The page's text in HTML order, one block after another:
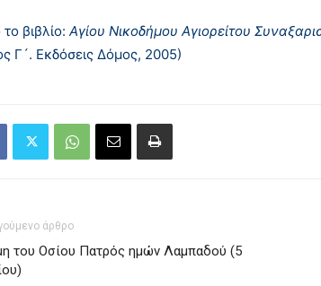
βιβλίο: Αγίου Νικοδήμου Αγιορείτου
Γ´. Εκδόσεις Δόμος, 2005)
άρθρο
του Oσίου Πατρός ημών Λαμπαδού (5